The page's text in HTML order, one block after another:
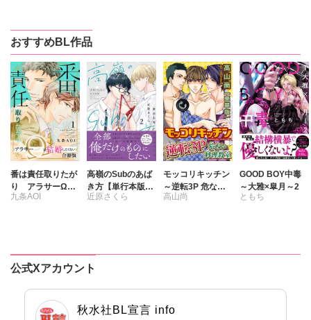
おすすめBL作品
番は責任取りたが
り アラサーΩは
結婚したくない
九条AOI
高嶺のSubのあば
き方【単行本版】
2君の心をとかす
近原さくら
モッコリキッチン
～逆転3P 危ない
料理教室【豪華
高山尚
GOOD BOY中毒
～大雅×皐月～2
ともち
公式Xアカウント
秋水社BL宣言 info